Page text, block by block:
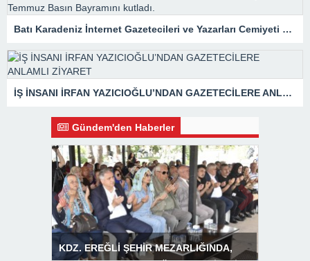
Batı Karadeniz İnternet Gazetecileri ve Yazarları Cemiyeti 24 Temmuz Basın Bayramını kutladı.
İŞ İNSANI İRFAN YAZICIOĞLU’NDAN GAZETECİLERE ANLAMLI ZİYARET
Gündem'den Haberler
Başkan Posbıyık’tan Bayram Mesajı